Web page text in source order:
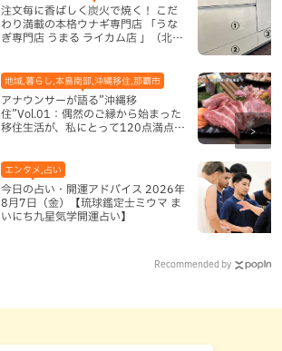
注文毎に香ばしく炭火で焼く！ こだ
わり満載の本格ウナギ専門店 「うな
ぎ専門店 うまる ライカム店 」（北中
アナウンサーが語る”沖縄移
住”Vol.01：偶然のご縁から始まった
移住生活が、私にとって120点満点に
地域,暮らし,本島南部,沖縄移住,那覇市
今日の占い・開運アドバイス 2026年
8月7日（金）【琉球鑑定士ミウマ ま
いにち九星気学開運占い】
エンタメ,占い
Recommended by